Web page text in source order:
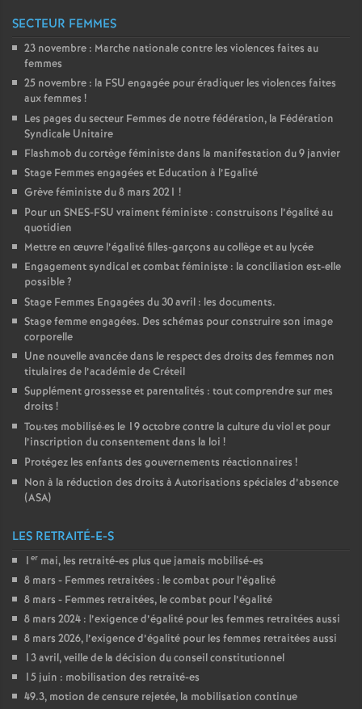
SECTEUR FEMMES
23 novembre : Marche nationale contre les violences faites au
femmes
25 novembre : la FSU engagée pour éradiquer les violences faites
aux femmes !
Les pages du secteur Femmes de notre fédération, la Fédération
Syndicale Unitaire
Flashmob du cortège féministe dans la manifestation du 9 janvier
Stage Femmes engagées et Education à l’Egalité
Grève féministe du 8 mars 2021 !
Pour un SNES-FSU vraiment féministe : construisons l’égalité au
quotidien
Mettre en œuvre l’égalité filles-garçons au collège et au lycée
Engagement syndical et combat féministe : la conciliation est-elle
possible?
Stage Femmes Engagées du 30 avril : les documents.
Stage femme engagées. Des schémas pour construire son image
corporelle
Une nouvelle avancée dans le respect des droits des femmes non
titulaires de l’académie de Créteil
Supplément grossesse et parentalités : tout comprendre sur mes
droits !
Tou·tes mobilisé·es le 19 octobre contre la culture du viol et pour
l’inscription du consentement dans la loi !
Protégez les enfants des gouvernements réactionnaires !
Non à la réduction des droits à Autorisations spéciales d’absence
(ASA)
LES RETRAITÉ-E-S
1 er mai, les retraité-es plus que jamais mobilisé-es
8 mars - Femmes retraitées : le combat pour l’égalité
8 mars - Femmes retraitées, le combat pour l’égalité
8 mars 2024 : l’exigence d’égalité pour les femmes retraitées aussi
8 mars 2026, l’exigence d’égalité pour les femmes retraitées aussi
13 avril, veille de la décision du conseil constitutionnel
15 juin : mobilisation des retraité-es
49.3, motion de censure rejetée, la mobilisation continue